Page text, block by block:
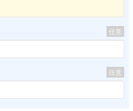
任意
任意